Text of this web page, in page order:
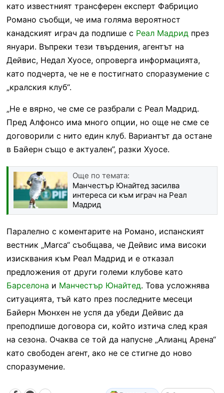
като известният трансферен експерт Фабрицио
Романо съобщи, че има голяма вероятност
канадският играч да подпише с Реал Мадридпрез
януари. Въпреки тези твърдения, агентът на
Дейвис, Недал Хуосе, опроверга информацията,
като подчерта, че не е постигнато споразумение с
„кралския клуб“.
„Не е вярно, че сме се разбрали с Реал Мадрид.
Пред Алфонсо има много опции, но още не сме се
договорили с нито един клуб. Вариантът да остане
в Байерн също е актуален”, разки Хуосе.
Още по темата:
Манчестър Юнайтед засилва
интереса си към играч на Реал
Мадрид
Паралелно с коментарите на Романо, испанският
вестник „Marca“ съобщава, че Дейвис има високи
изисквания към Реал Мадрид и е отказал
предложения от други големи клубове като
Барселона и Манчестър Юнайтед. Това усложнява
ситуацията, тъй като през последните месеци
Байерн Мюнхен не успя да убеди Дейвис да
преподпише договора си, който изтича след края
на сезона. Очаква се той да напусне „Алианц Арена“
като свободен агент, ако не се стигне до ново
споразумение.